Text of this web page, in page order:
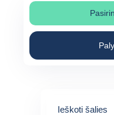
Ieškoti šalies